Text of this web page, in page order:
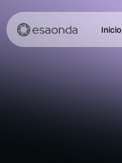
Inicio